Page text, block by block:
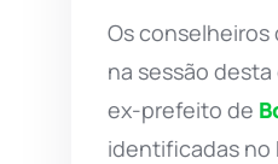
Os conselheiros
na sessão
ex-prefeito de
identificadas no